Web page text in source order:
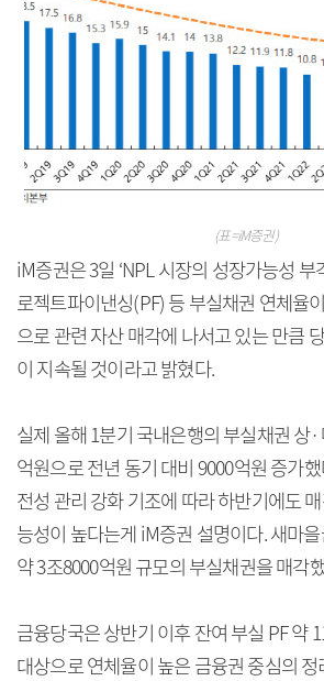
(표=iM증권)
iM증권은 3일 ‘NPL 시장의 성장가능성 부
로젝트파이낸싱(PF) 등 부실채권 연체율
으로 관련 자산 매각에 나서고 있는 만큼
이 지속될 것이라고 밝혔다.
실제 올해 1분기 국내은행의 부실채권 상
억원으로 전년 동기 대비 9000억원 증가
전성 관리 강화 기조에 따라 하반기에도
능성이 높다는게 iM증권 설명이다. 새마
약 3조8000억원 규모의 부실채권을 매각
금융당국은 상반기 이후 잔여 부실 PF 약
대상으로 연체율이 높은 금융권 중심의